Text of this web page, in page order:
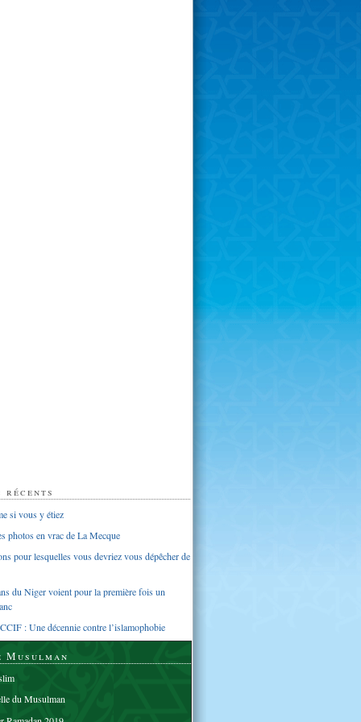
si vous y étiez
photos en vrac de La Mecque
pour lesquelles vous devriez vous dépêcher de
du Niger voient pour la première fois un
: Une décennie contre l’islamophobie
Musulman
du Musulman